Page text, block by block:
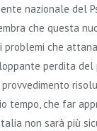
nazionale del
che questa
che
perdita
tempo, che far
non sarà più